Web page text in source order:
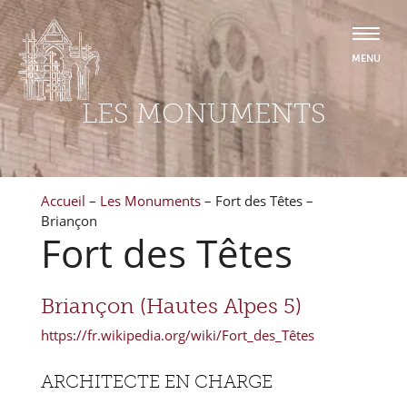
LES MONUMENTS
Accueil – Les Monuments – Fort des Têtes –
Briançon
Fort des Têtes
Briançon (Hautes Alpes 5)
https://fr.wikipedia.org/wiki/Fort_des_Têtes
ARCHITECTE EN CHARGE